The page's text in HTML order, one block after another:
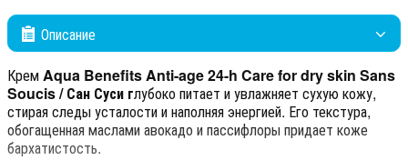
Описание
КремAqua Benefits Anti-age 24-h Care for dry skin Sans
Soucis / Сан Суси глубоко питает и увлажняет сухую кожу,
стирая следы усталости и наполняя энергией. Его текстура,
обогащенная маслами авокадо и пассифлоры придает коже
бархатистость.